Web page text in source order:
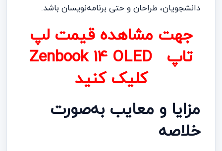
دانشجویان، طراحان و حتی برنامه‌نویسان باشد.
جهت مشاهده قیمت لپ
تاپ Zenbook 14 OLED
کلیک کنید
مزایا و معایب به‌صورت
خلاصه